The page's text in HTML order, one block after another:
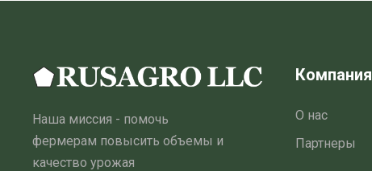
Наша миссия - помочь
фермерам повысить объемы и
качество урожая
Компания
О нас
Партнеры